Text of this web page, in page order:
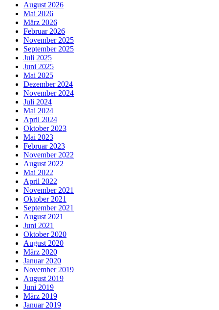
August 2026
Mai 2026
März 2026
Februar 2026
November 2025
September 2025
Juli 2025
Juni 2025
Mai 2025
Dezember 2024
November 2024
Juli 2024
Mai 2024
April 2024
Oktober 2023
Mai 2023
Februar 2023
November 2022
August 2022
Mai 2022
April 2022
November 2021
Oktober 2021
September 2021
August 2021
Juni 2021
Oktober 2020
August 2020
März 2020
Januar 2020
November 2019
August 2019
Juni 2019
März 2019
Januar 2019